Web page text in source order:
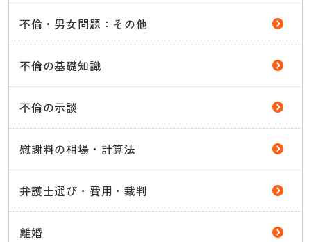
不倫・男女問題：その他
不倫の基礎知識
不倫の示談
慰謝料の相場・計算法
弁護士選び・費用・裁判
離婚